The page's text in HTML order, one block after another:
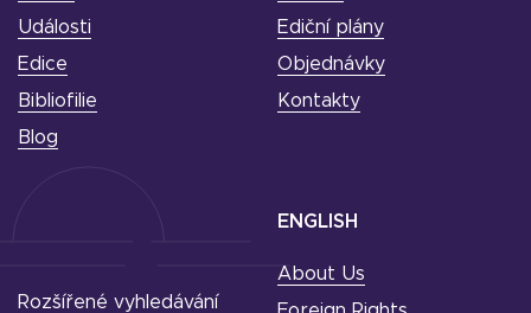
Události
Edice
Bibliofilie
Blog
Ediční plány
Objednávky
Kontakty
ENGLISH
About Us
Rozšířené vyhledávání